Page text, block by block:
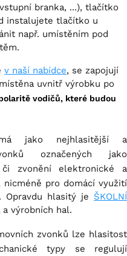
branka, ...), tlačítko
instalujete tlačítko u
např. umístěním pod
v naší nabídce, se zapojují
uvnitř výrobku po
vodičů, které budou
jako nejhlasitější a
označených jako
zvonění elektronické a
pro domácí využití
Opravdu hlasitý je ŠKOLNÍ
výrobních hal.
zvonků lze hlasitost
typy se regulují